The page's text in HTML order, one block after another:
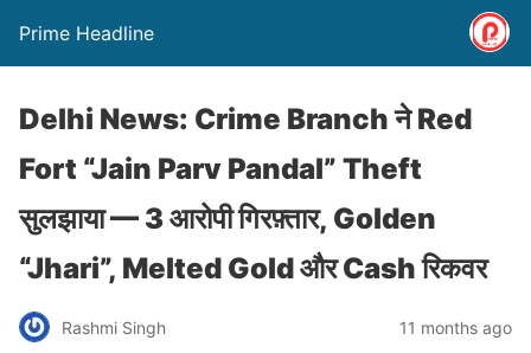
Prime Headline
Delhi News: Crime Branch ने Red
Fort “Jain Parv Pandal” Theft
सुलझाया — 3 आरोपी गिरफ़्तार, Golden
“Jhari”, Melted Gold और Cash रिकवर
Rashmi Singh 11 months ago